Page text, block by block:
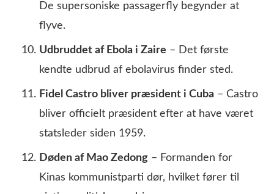
De supersoniske passagerfly begynder at
flyve.
Udbruddet af Ebola i Zaire – Det første
kendte udbrud af ebolavirus finder sted.
Fidel Castro bliver præsident i Cuba – Castro
bliver officielt præsident efter at have været
statsleder siden 1959.
Døden af Mao Zedong – Formanden for
Kinas kommunistparti dør, hvilket fører til